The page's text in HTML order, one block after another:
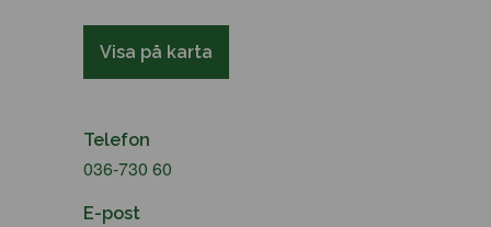
Visa på karta
Telefon
036-730 60
E-post